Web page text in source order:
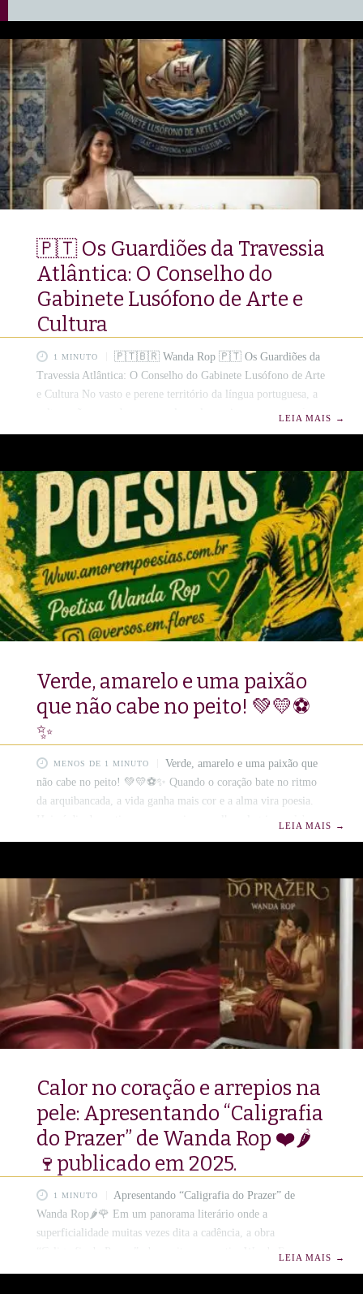
🇵🇹 Os Guardiões da Travessia
Atlântica: O Conselho do
Gabinete Lusófono de Arte e
Cultura
1 MINUTO
🇵🇹🇧🇷 Wanda Rop 🇵🇹 Os Guardiões da
Travessia Atlântica: O Conselho do Gabinete Lusófono de Arte
e Cultura No vasto e perene território da língua portuguesa, a
cultura não se mede apenas pelas palavras impressas ou pelas
Gabinete Lusófono de Arte e Cultura (GLAC), ilustre braço
em solo europeu da prestigiada Academia de Letras de São
Pedro da Aldeia (ALSPA), ergue-se com a noble missão de
LEIA MAIS →
Verde, amarelo e uma paixão
que não cabe no peito! 💚💛⚽
✨
MENOS DE 1 MINUTO
Verde, amarelo e uma paixão que
não cabe no peito! 💚💛⚽✨ ​Quando o coração bate no ritmo
da arquibancada, a vida ganha mais cor e a alma vira poesia.
Hoje é dia de vestir a nossa camisa, espalhar alegria e celebrar
bonitos, sorrisos compartilhados e aquele orgulho de ser quem
somos. Vamos com tudo, espalhando vibrações positivas
LEIA MAIS →
Calor no coração e arrepios na
pele: Apresentando “Caligrafia
do Prazer” de Wanda Rop ❤️🌶️
🍷publicado em 2025.
1 MINUTO
Apresentando “Caligrafia do Prazer” de
Wanda Rop🌶️🌹 Em um panorama literário onde a
superficialidade muitas vezes dita a cadência, a obra
“Caligrafia do Prazer”, da escritora e poetisa Wanda Rop,LEIA MAIS →